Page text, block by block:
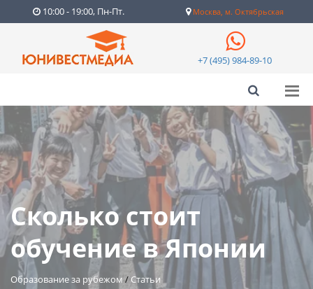
10:00 - 19:00, Пн-Пт. Москва, м. Октябрьская
+7 (495) 984-89-10
Сколько стоит
обучение в Японии
Образование за рубежом / Статьи